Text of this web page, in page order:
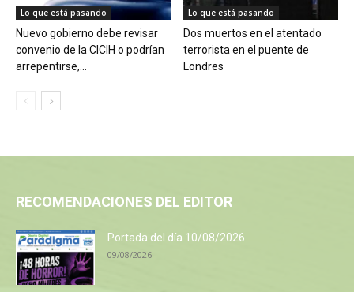
Lo que está pasando
Nuevo gobierno debe revisar
convenio de la CICIH o podrían
arrepentirse,...
Lo que está pasando
Dos muertos en el atentado
terrorista en el puente de
Londres
RECOMENDACIONES DEL EDITOR
Portada del día 10/08/2026
09/08/2026